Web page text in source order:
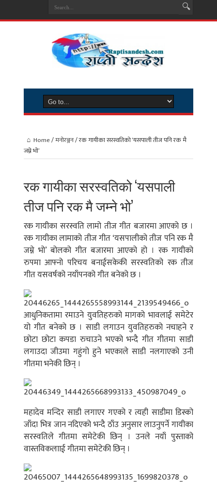
Home/मनोरञ्जन/रक गायीका सरस्वतिको ‘यसपाली तीज पनि रक मै
जम्ने भो’
रक गायीका सरस्वतिको ‘यसपाली
तीज पनि रक मै जम्ने भो’
रक गायीका सरस्वति लामो तीज गीत बजारमा आएको छ ।
रक गायीका लामाको तीज गीत ‘यसपालीको तीज पनि रक मै
जम्ने भो’ बोलको गीत बजारमा आएको हो । रक गायीको
रुपमा आफ्नो परिचय बनाईसकेकी सरस्वतिको रक तीज
गीत यसवर्षको नयाँपनको गीत बनेको छ ।
आधुनिकतामा रमाउने युवतिहरुको मागको भावलाई समेटेर
यो गीत बनेको छ । साडी लगाउन युवतिहरुको नचाहने र
छोटा छोटा कपडा रुचाउने भएको भन्दै गीत गीतमा साडी
लगाउदा जीउमा गहुंगो हुने भएकाले साडी नलगाएको उनी
गीतमा भनेकी छिन् ।
महादेव मन्दिर साडी लगाएर गएको र त्यही साडीमा डिस्को
जाँदा भित्र जान नदिएको भन्दै ठाँउ अनुसार लाउनुपर्ने गायीका
सरस्वतिले गीतमा समेटेकी छिन् । उनले नयाँ पुस्ताको
वास्तविकलााई गीतमा समेटेकी छिन् ।